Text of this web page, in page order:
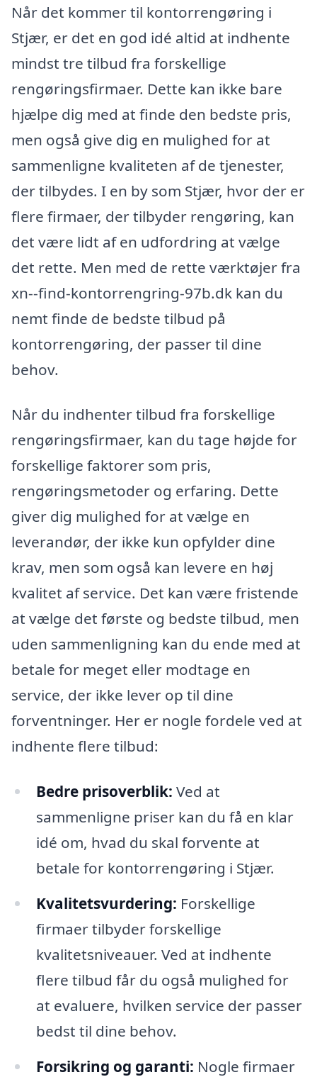
Når det kommer til kontorrengøring i
Stjær, er det en god idé altid at indhente
mindst tre tilbud fra forskellige
rengøringsfirmaer. Dette kan ikke bare
hjælpe dig med at finde den bedste pris,
men også give dig en mulighed for at
sammenligne kvaliteten af de tjenester,
der tilbydes. I en by som Stjær, hvor der er
flere firmaer, der tilbyder rengøring, kan
det være lidt af en udfordring at vælge
det rette. Men med de rette værktøjer fra
xn--find-kontorrengring-97b.dk kan du
nemt finde de bedste tilbud på
kontorrengøring, der passer til dine
behov.
Når du indhenter tilbud fra forskellige
rengøringsfirmaer, kan du tage højde for
forskellige faktorer som pris,
rengøringsmetoder og erfaring. Dette
giver dig mulighed for at vælge en
leverandør, der ikke kun opfylder dine
krav, men som også kan levere en høj
kvalitet af service. Det kan være fristende
at vælge det første og bedste tilbud, men
uden sammenligning kan du ende med at
betale for meget eller modtage en
service, der ikke lever op til dine
forventninger. Her er nogle fordele ved at
indhente flere tilbud:
Bedre prisoverblik: Ved at
sammenligne priser kan du få en klar
idé om, hvad du skal forvente at
betale for kontorrengøring i Stjær.
Kvalitetsvurdering: Forskellige
firmaer tilbyder forskellige
kvalitetsniveauer. Ved at indhente
flere tilbud får du også mulighed for
at evaluere, hvilken service der passer
bedst til dine behov.
Forsikring og garanti: Nogle firmaer